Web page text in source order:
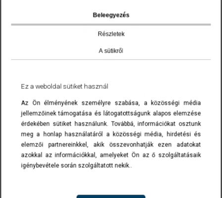
Beleegyezés
Részletek
A sütikről
Ez a weboldal sütiket használ
Az Ön élményének személyre szabása, a közösségi média
jellemzőinek támogatása és látogatottságunk alapos elemzése
érdekében sütiket használunk. Továbbá, információkat osztunk
meg a honlap használatáról a közösségi média, hirdetési és
elemzői partnereinkkel, akik összevonhatják ezen adatokat
azokkal az információkkal, amelyeket Ön az ő szolgáltatásaik
igénybevétele során szolgáltatott nekik..